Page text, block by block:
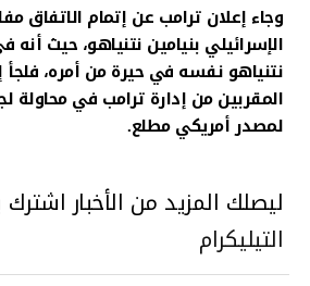
وجاء إعلان ترامب عن إتمام الاتفاق
الإسرائيلي بنيامين نتنياهو، حيث أنه
نتنياهو نفسه في حيرة من أمره، فلجأ
المقربين من إدارة ترامب في محاولة
لمصدر أمريكي مطلع.
ليصلك المزيد من الأخبار اشترك
التيليكرام